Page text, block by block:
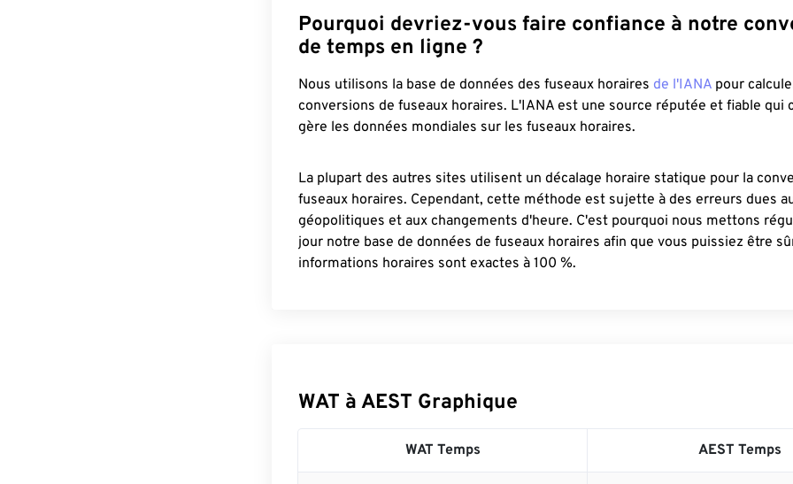
Pourquoi devriez-vous faire confiance à notre
de temps en ligne ?
Nous utilisons la base de données des fuseaux horaires de l'IANA pour
conversions de fuseaux horaires. L'IANA est une source réputée et fiable qui
gère les données mondiales sur les fuseaux horaires.
La plupart des autres sites utilisent un décalage horaire statique pour la
fuseaux horaires. Cependant, cette méthode est sujette à des erreurs dues
géopolitiques et aux changements d'heure. C'est pourquoi nous mettons
jour notre base de données de fuseaux horaires afin que vous puissiez être
informations horaires sont exactes à 100 %.
WAT à AEST Graphique
WAT Temps AEST Temps